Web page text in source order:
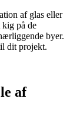
af glas eller
kig på de
byer.
dit projekt.
af